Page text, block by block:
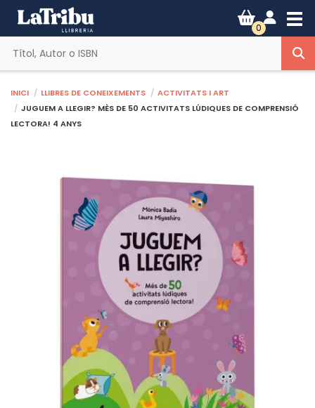
0
Inici Llibres de coneixements
Activitats i art
JUGUEM A LLEGIR? MÈS DE 50 ACTIVITATS LÚDIQUES DE COMPRENSIÓ
LECTORA! 4 ANYS